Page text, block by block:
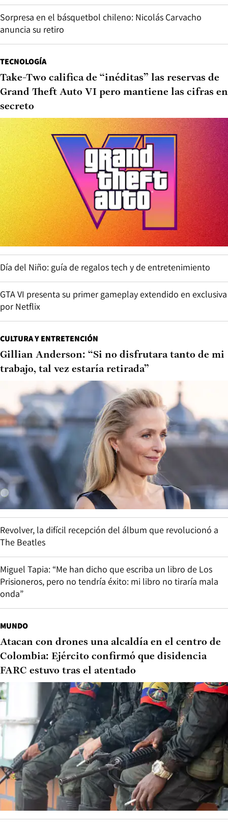
Sorpresa en el básquetbol chileno: Nicolás Carvacho
anuncia su retiro
TECNOLOGÍA
Take-Two califica de “inéditas” las reservas de
Grand Theft Auto VI pero mantiene las cifras en
secreto
Día del Niño: guía de regalos tech y de entretenimiento
GTA VI presenta su primer gameplay extendido en exclusiva
por Netflix
CULTURA Y ENTRETENCIÓN
Gillian Anderson: “Si no disfrutara tanto de mi
trabajo, tal vez estaría retirada”
Revolver, la difícil recepción del álbum que revolucionó a
The Beatles
Miguel Tapia: “Me han dicho que escriba un libro de Los
Prisioneros, pero no tendría éxito: mi libro no tiraría mala
onda”
MUNDO
Atacan con drones una alcaldía en el centro de
Colombia: Ejército confirmó que disidencia
FARC estuvo tras el atentado